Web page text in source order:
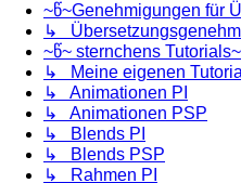
~წ~Genehmigungen für
↳
~წ~ sternchens
↳ Meine eigenen
↳ Animationen PI
↳ Animationen PSP
↳ Blends PI
↳ Blends PSP
↳ Rahmen PI